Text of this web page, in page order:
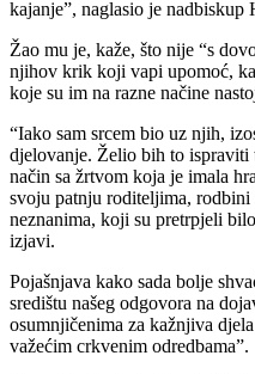
kajanje”, naglasio je nadbiskup
Žao mu je, kaže, što nije “s
njihov krik koji vapi upomoć,
koje su im na razne načine
“Iako sam srcem bio uz njih,
djelovanje. Želio bih to ispraviti
način sa žrtvom koja je imala
svoju patnju roditeljima, rodbini
neznanima, koji su pretrpjeli
izjavi.
Pojašnjava kako sada bolje
središtu našeg odgovora na
osumnjičenima za kažnjiva
važećim crkvenim odredbama”.